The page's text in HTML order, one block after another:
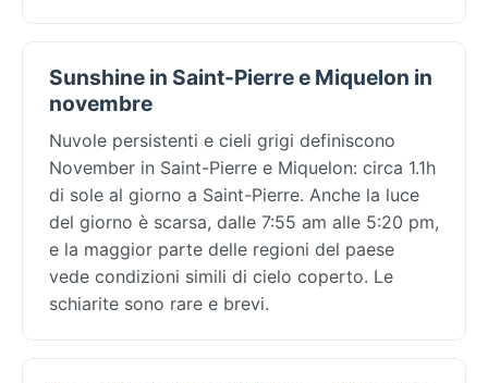
Sunshine in Saint-Pierre e Miquelon in
novembre
Nuvole persistenti e cieli grigi definiscono
November in Saint-Pierre e Miquelon: circa 1.1h
di sole al giorno a Saint-Pierre. Anche la luce
del giorno è scarsa, dalle 7:55 am alle 5:20 pm,
e la maggior parte delle regioni del paese
vede condizioni simili di cielo coperto. Le
schiarite sono rare e brevi.